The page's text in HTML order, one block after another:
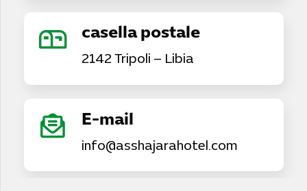
casella postale
2142 Tripoli – Libia
E-mail
info@asshajarahotel.com